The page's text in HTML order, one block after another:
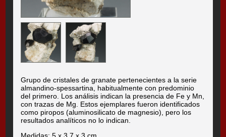
Grupo de cristales de granate pertenecientes a la serie
almandino-spessartina, habitualmente con predominio
del primero. Los análisis indican la presencia de Fe y Mn,
con trazas de Mg. Estos ejemplares fueron identificados
como piropos (aluminosilicato de magnesio), pero los
resultados analíticos no lo indican.